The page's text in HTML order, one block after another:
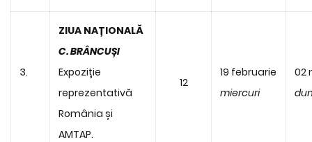
3.
ZIUA NAȚIONALĂ
C. BRÂNCUȘI
Expoziție
reprezentativă
România și
AMTAP.
12
19 februarie
miercuri
02